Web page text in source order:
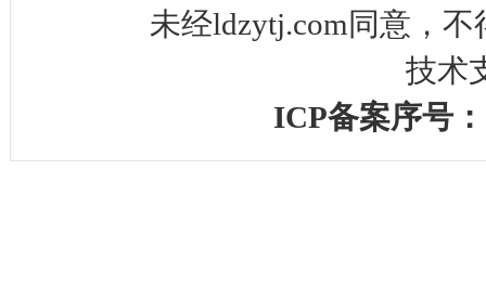
未经ldzytj.com同意，
技术
ICP备案序号：